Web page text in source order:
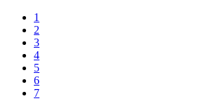
1
2
3
4
5
6
7